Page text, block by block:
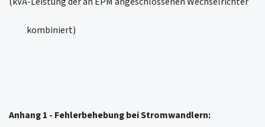
kombiniert)
Anhang 1 - Fehlerbehebung bei Stromwandlern: